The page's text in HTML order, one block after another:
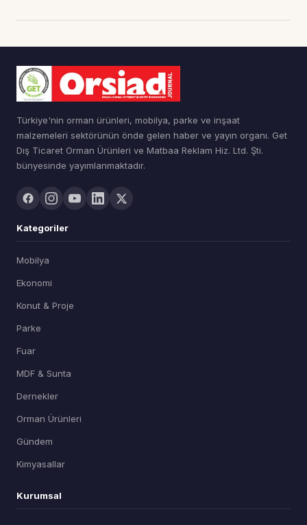
Türkiye'nin orman ürünleri, mobilya, parke ve inşaat
malzemeleri sektörünün önde gelen haber ve yayın organı. Get
Dış Ticaret Orman Ürünleri ve Matbaa Reklam Hiz. Ltd. Şti.
bünyesinde yayımlanmaktadır.
Kategoriler
Mobilya
Ekonomi
Konut & Proje
Parke
Fuar
MDF & Sunta
Dernekler
Orman Ürünleri
Gündem
Kimyasallar
Kurumsal